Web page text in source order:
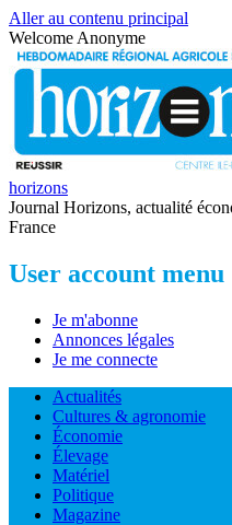
Aller au contenu principal
Welcome Anonyme
horizons
Journal Horizons, actualité
France
User account menu
Je m'abonne
Annonces légales
Je me connecte
Actualités
Cultures & agronomie
Économie
Élevage
Matériel
Politique
Magazine